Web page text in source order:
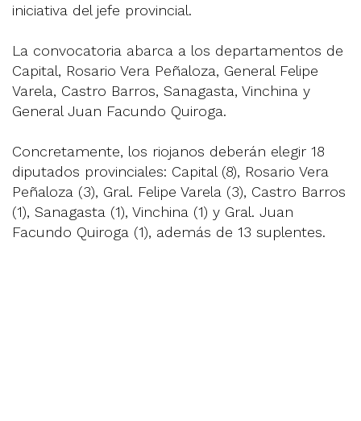
iniciativa del jefe provincial.
La convocatoria abarca a los departamentos de
Capital, Rosario Vera Peñaloza, General Felipe
Varela, Castro Barros, Sanagasta, Vinchina y
General Juan Facundo Quiroga.
Concretamente, los riojanos deberán elegir 18
diputados provinciales: Capital (8), Rosario Vera
Peñaloza (3), Gral. Felipe Varela (3), Castro Barros
(1), Sanagasta (1), Vinchina (1) y Gral. Juan
Facundo Quiroga (1), además de 13 suplentes.